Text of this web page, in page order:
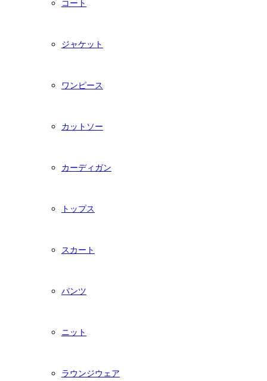
コート
ジャケット
ワンピース
カットソー
カーディガン
トップス
スカート
パンツ
ニット
ラウンジウェア